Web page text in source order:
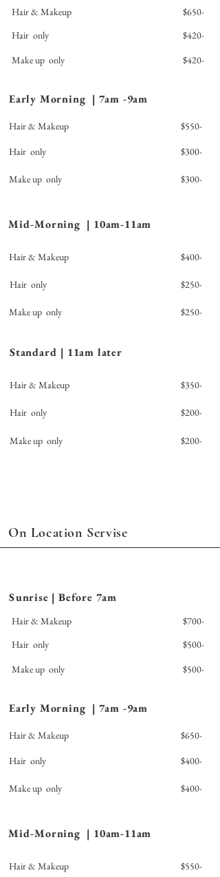
Hair & Makeup
Hair only
Make up only
$650-
$420-
$420-
Early Morning | 7am -9am
Hair & Makeup
Hair only
Make up only
$550-
$300-
$300-
Mid-Morning | 10am-11am
Hair & Makeup
Hair only
Make up only
$400-
$250-
$250-
Standard | 11am later
Hair & Makeup
Hair only
Make up only
$350-
$200-
$200-
On Location Servise
Sunrise | Before 7am
Hair & Makeup
Hair only
Make up only
$700-
$500-
$500-
Early Morning | 7am -9am
Hair & Makeup
Hair only
Make up only
$650-
$400-
$400-
Mid-Morning | 10am-11am
Hair & Makeup $550-